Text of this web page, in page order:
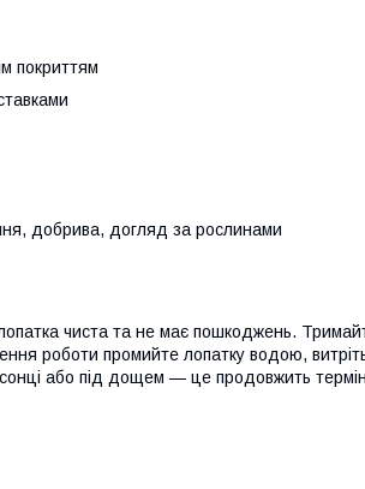
покриттям
добрива, догляд за рослинами
чиста та не має пошкоджень.
роботи промийте лопатку водою, витріть
або під дощем — це продовжить